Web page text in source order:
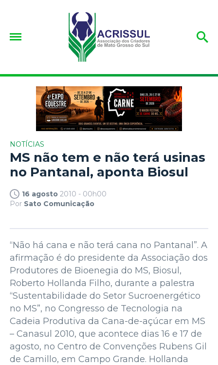
NOTÍCIAS
MS não tem e não terá usinas
no Pantanal, aponta Biosul
16 agosto 2010 - 00h00
Por Sato Comunicação
“Não há cana e não terá cana no Pantanal”. A
afirmação é do presidente da Associação dos
Produtores de Bioenegia do MS, Biosul,
Roberto Hollanda Filho, durante a palestra
‘‘Sustentabilidade do Setor Sucroenergético
no MS”, no Congresso de Tecnologia na
Cadeia Produtiva da Cana-de-açúcar em MS
– Canasul 2010, que acontece dias 16 e 17 de
agosto, no Centro de Convenções Rubens Gil
de Camillo, em Campo Grande. Hollanda